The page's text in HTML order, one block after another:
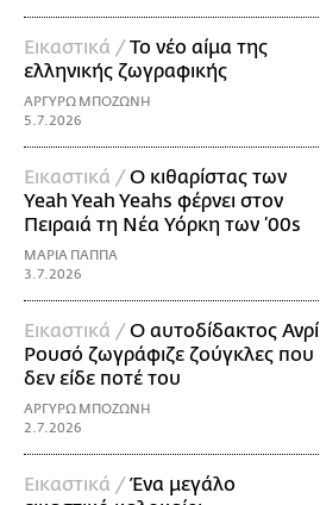
Εικαστικά /Το νέο αίμα της
ελληνικής ζωγραφικής
ΑΡΓΥΡΩ ΜΠΟΖΩΝΗ
5.7.2026
Εικαστικά /Ο κιθαρίστας των
Yeah Yeah Yeahs φέρνει στον
Πειραιά τη Νέα Υόρκη των ’00s
ΜΑΡΙΑ ΠΑΠΠΑ
3.7.2026
Εικαστικά /Ο αυτοδίδακτος Ανρί
Ρουσό ζωγράφιζε ζούγκλες που
δεν είδε ποτέ του
ΑΡΓΥΡΩ ΜΠΟΖΩΝΗ
2.7.2026
Εικαστικά /Ένα μεγάλο